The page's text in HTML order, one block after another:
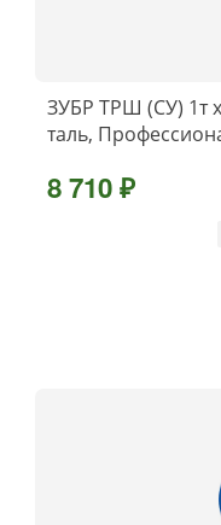
ЗУБР ТРШ (СУ) 1т
таль,
8 710 ₽